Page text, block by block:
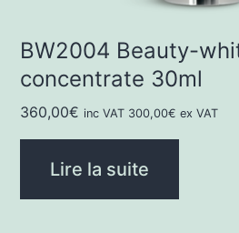
BW2004 Beauty-
concentrate 30ml
360,00€ inc VAT 300,00€ ex VAT
Lire la suite